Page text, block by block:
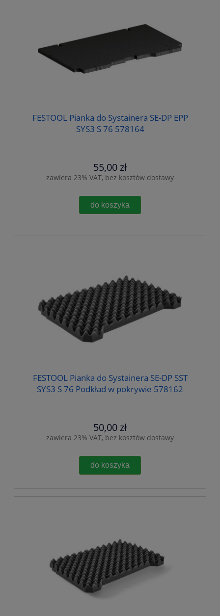
FESTOOL Pianka do Systainera SE-DP EPP
SYS3 S 76 578164
55,00 zł
zawiera 23% VAT, bez kosztów dostawy
do koszyka
FESTOOL Pianka do Systainera SE-DP SST
SYS3 S 76 Podkład w pokrywie 578162
50,00 zł
zawiera 23% VAT, bez kosztów dostawy
do koszyka